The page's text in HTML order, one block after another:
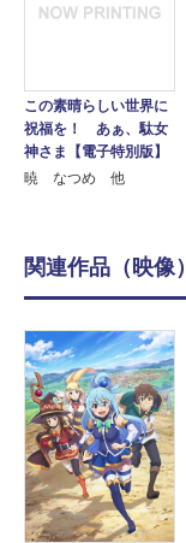
この素晴らしい世界に
祝福を！ あぁ、駄女
神さま【電子特別版】
暁 なつめ 他
関連作品（映像）